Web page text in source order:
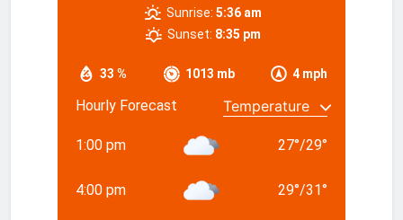
33 % 1013 mb 4 mph
Sunrise: 5:36 am
Sunset: 8:35 pm
Hourly Forecast
1:00 pm 27°/29°
4:00 pm 29°/31°